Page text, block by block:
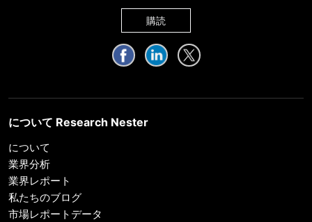
購読
について Research Nester
について
業界分析
業界レポート
私たちのブログ
市場レポートデータ